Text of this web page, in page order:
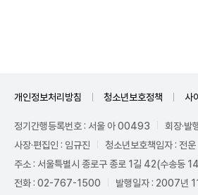
개인정보처리방침 청소년보호정책 사
정기간행등록번호 : 서울 아 00493
회장·발
사장·편집인 : 임규진
청소년보호책임자 : 전운
주소 : 서울특별시 종로구 종로 1길 42(수송동
전화 : 02-767-1500
발행일자 : 2007년